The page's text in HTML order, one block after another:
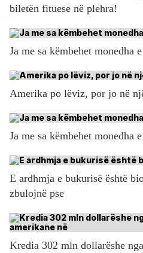
biletën fituese në plehra!
Ja me sa këmbehet monedha
Amerika po lëviz, por jo në
Ja me sa këmbehet monedha
E ardhmja e bukurisë është
zbulojnë pse
Kredia 302 mln dollarëshe